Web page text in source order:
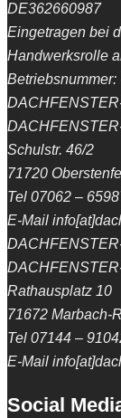
DE362660987
Eingetragen bei
Handwerksrolle
Schulstr. 46/2
71720
Tel 07062 –
E-Mail
Rathausplatz 10
71672 Marbach-
Tel 07144 –
E-Mail
Social